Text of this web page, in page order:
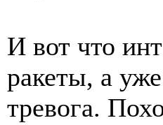
И вот что
ракеты, а
тревога.